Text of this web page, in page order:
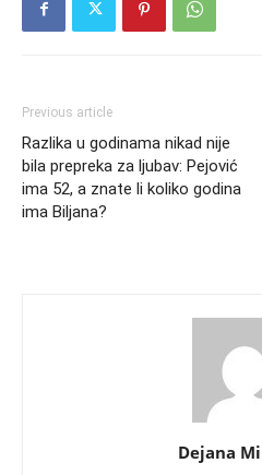
Previous article
Razlika u godinama nikad nije
bila prepreka za ljubav: Pejović
ima 52, a znate li koliko godina
ima Biljana?
Dejana